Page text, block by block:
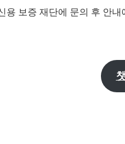
용 보증 재단에 문의 후 안